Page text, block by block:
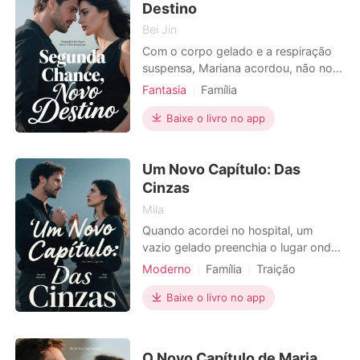
Destino
Bei Jin
Com o corpo gelado e a respiração
suspensa, Mariana acordou, não no
limbo, mas em seu próprio quarto de
uma ferida aberta: o vento frio no
alto do prédio, Lucas, seu marido na
contorcido de ódio. Ele a segurava
pelo braço, enquanto sua bar
Fantasia
Família
Casamento arranjado
Vingança
Gravidez
Baixe o livro no app
Um Novo Capítulo: Das
Cinzas
Mila
Quando acordei no hospital, um
vazio gelado preenchia o lugar onde
meu filho deveria estar. Nosso bebê
Leo, por pouco, não morreu na UTI.
Liguei para meu marido, Marcos, um
Moderno Família
Traição
Vingança
Gravidez
Baixe o livro no app